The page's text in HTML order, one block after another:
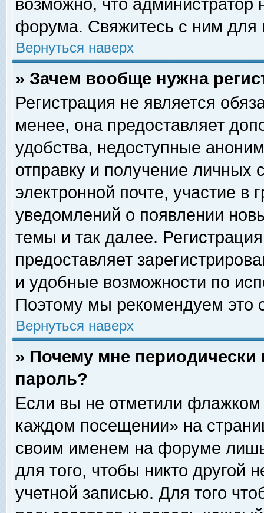
возможно, что
форума. Свяжитесь с ним для
Вернуться наверх
» Зачем вообще нужна
Регистрация не является
менее, она предоставляет
удобства, недоступные
отправку и получение личных
электронной почте, участие в
уведомлений о появлении
темы и так далее.
предоставляет
и удобные возможности по
Поэтому мы рекомендуем это
Вернуться наверх
» Почему мне
пароль?
Если вы не отметили флажком
каждом посещении» на
своим именем на форуме
для того, чтобы никто другой
учетной записью. Для того